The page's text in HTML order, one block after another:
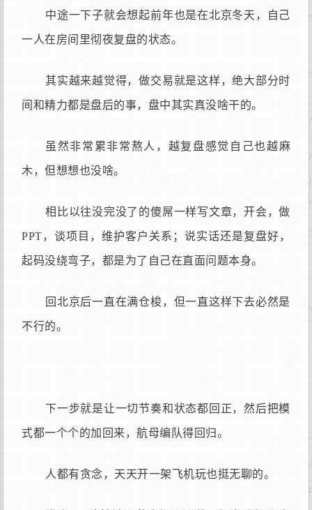
中途一下子就会想起前年也是在北京冬天，自己
一人在房间里彻夜复盘的状态。
其实越来越觉得，做交易就是这样，绝大部分时
间和精力都是盘后的事，盘中其实真没啥干的。
虽然非常累非常熬人，越复盘感觉自己也越麻
木，但想想也没啥。
相比以往没完没了的傻屌一样写文章，开会，做
PPT，谈项目，维护客户关系；说实话还是复盘好，
起码没绕弯子，都是为了自己在直面问题本身。
回北京后一直在满仓梭，但一直这样下去必然是
不行的。
下一步就是让一切节奏和状态都回正，然后把模
式都一个个的加回来，航母编队得回归。
人都有贪念，天天开一架飞机玩也挺无聊的。